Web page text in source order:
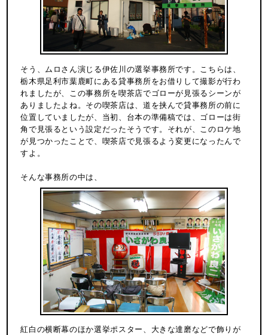
そう、ムロさん演じる伊佐川の選挙事務所です。こちらは、
栃木県足利市葉鹿町にある貸事務所をお借りして撮影が行わ
れましたが、この事務所を喫茶店でゴローが見張るシーンが
ありましたよね。その喫茶店は、道を挟んで貸事務所の前に
位置していましたが、当初、台本の準備稿では、ゴローは街
角で見張るという設定だったそうです。それが、このロケ地
が見つかったことで、喫茶店で見張るよう変更になったんで
すよ。
そんな事務所の中は、
紅白の横断幕のほか選挙ポスター、大きな達磨などで飾りが